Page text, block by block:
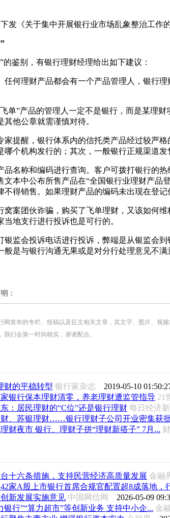
《关于集中开展银行业市场乱象整治工作
鉴别，有银行理财经理给出如下建议：
理财产品都会有一个产品管理人，银行理
”产品的管理人一定不是银行，而是某理财
他公章就需谨慎对待。
醒，银行体系内的信托类产品经过较严格
哪个机构发行的；其次，一般银行正规渠道
称和编码进行查询。客户可拨打银行的热
文本中公布所售产品在“全国银行业理财产品
不得销售。如果理财产品的编码未出现在登
团伙诈骗，购买了飞单理财，又该如何维
地支行进行投诉也是可行的。
会投诉电话进行投诉，弊端是从银监会到
是与银行沟通无果或是对分行处理意见不满
：
网发布的专栏、投稿以及征文相关文章，其文字、图片、视
我们会第一时间核实，谢谢配合。
财的平稳转型 银行家杂志 2019-05-10
银行保本理财清零，养老理财遭监管指导 21
：居民理财的“C位”还是银行理财 每日经济
、苏银理财……银行理财子公司开业密集获
财夜市 银行、理财子拼“理财新搭子” 7月...
十六条措施，支持民营经济高质量发展 金融
家A股上市银行首席合规官配置超8成落地，
新发展实施意见 中国网信网 2026-05-09
银行”“算力超市”等创新业务 支持中小企... 金